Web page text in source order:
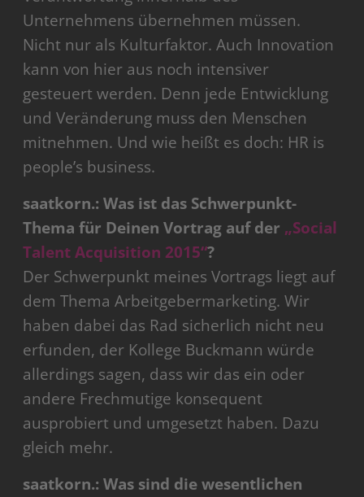
Unternehmens übernehmen müssen.
Nicht nur als Kulturfaktor. Auch Innovation
kann von hier aus noch intensiver
gesteuert werden. Denn jede Entwicklung
und Veränderung muss den Menschen
mitnehmen. Und wie heißt es doch: HR is
people’s business.
saatkorn.: Was ist das Schwerpunkt-
Thema für Deinen Vortrag auf der „Social
Talent Acquisition 2015“?
Der Schwerpunkt meines Vortrags liegt auf
dem Thema Arbeitgebermarketing. Wir
haben dabei das Rad sicherlich nicht neu
erfunden, der Kollege Buckmann würde
allerdings sagen, dass wir das ein oder
andere Frechmutige konsequent
ausprobiert und umgesetzt haben. Dazu
gleich mehr.
saatkorn.: Was sind die wesentlichen